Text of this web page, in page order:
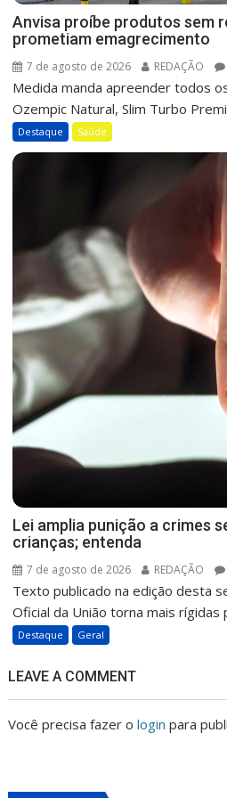
Anvisa proíbe produtos sem
prometiam emagrecimento
7 de agosto de 2026 REDAÇÃO
Medida manda apreender todos
Ozempic Natural, Slim Turbo
Destaque Saúde
Lei amplia punição a crimes
crianças; entenda
7 de agosto de 2026 REDAÇÃO
Texto publicado na edição desta
Oficial da União torna mais rígidas
Destaque Geral
LEAVE A COMMENT
Você precisa fazer ologin para